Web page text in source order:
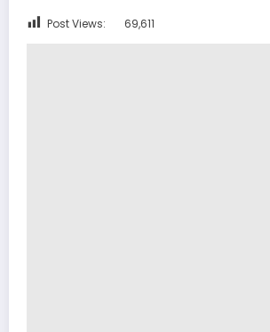
Post Views: 69,611